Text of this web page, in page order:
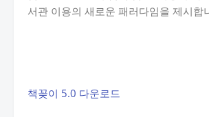
서관 이용의 새로운 패러다임을 제시합
책꽂이 5.0 다운로드